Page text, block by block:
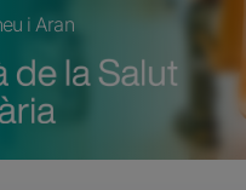
i Aran